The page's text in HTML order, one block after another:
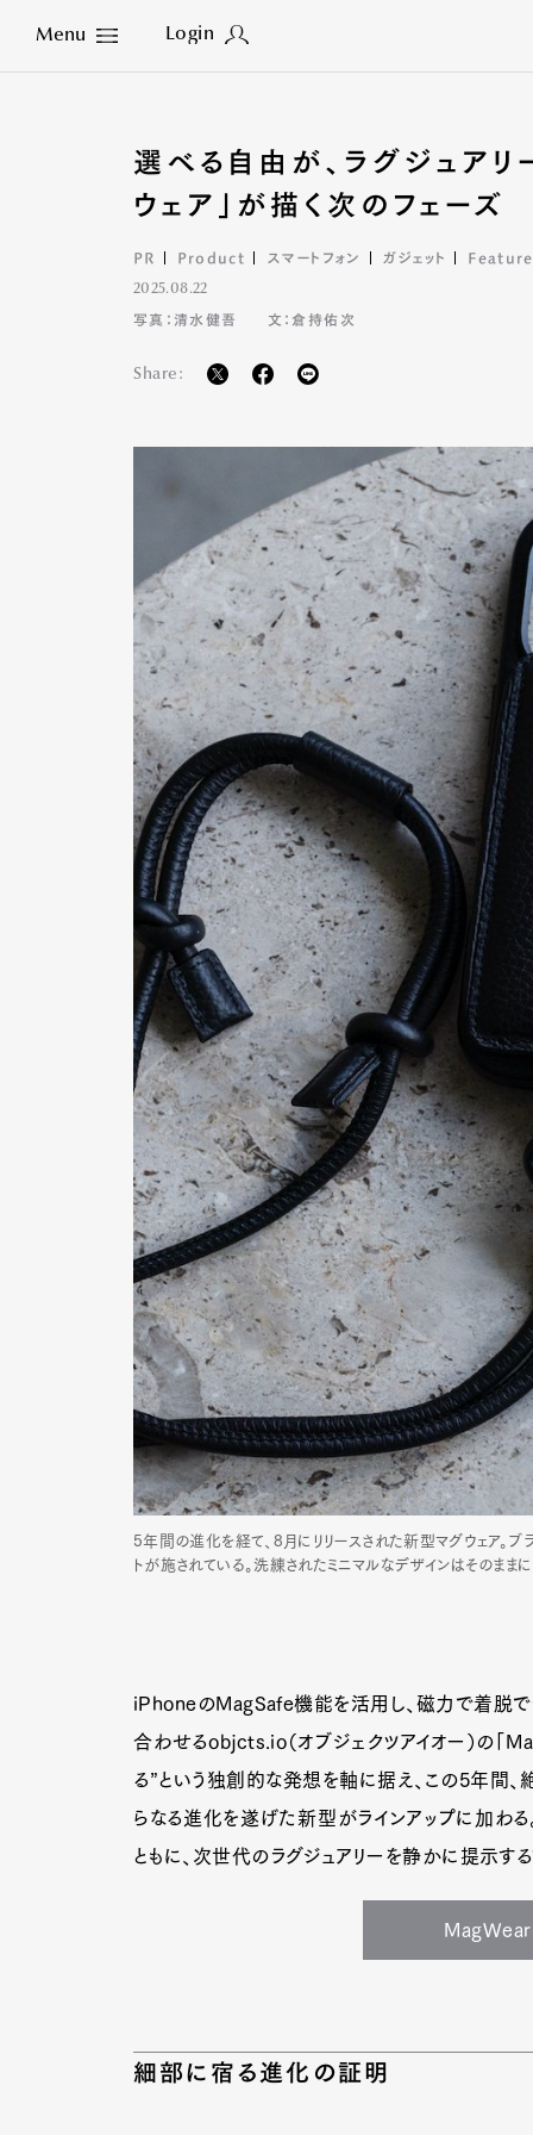
Menu Login
Close
選べる自由が、ラグジュアリ
ウェア」が描く次のフェーズ
PR Product スマートフォン ガジェット
2025.08.22
写真：清水健吾 文：倉持佑次
Share:
5年間の進化を経て、8月にリリースされた新型マグウェア。
トが施されている。洗練されたミニマルなデザインはそのまま
iPhoneのMagSafe機能を活用し、磁力で着脱で
合わせるobjcts.io（オブジェクツアイオー）の「
る”という独創的な発想を軸に据え、この5年間、
らなる進化を遂げた新型がラインアップに加わ
ともに、次世代のラグジュアリーを静かに提示す
MagWear
細部に宿る進化の証明